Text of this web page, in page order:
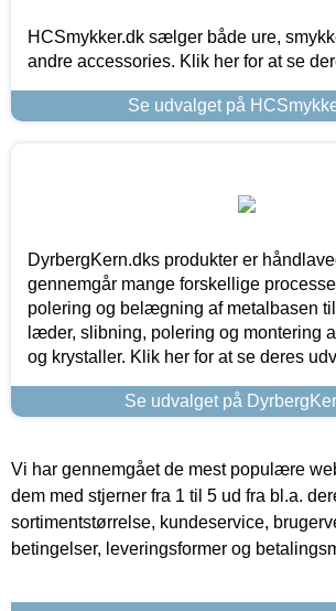
HCSmykker.dk sælger både ure,
andre accessories. Klik her for at se
Se udvalget på
DyrbergKern.dks produkter er
gennemgår mange forskellige
polering og belægning af metalbasen
læder, slibning, polering og montering
og krystaller. Klik her for at se deres
Se udvalget på
Vi har gennemgået de mest populære
dem med stjerner fra 1 til 5 ud fra bl.a.
sortimentstørrelse, kundeservice,
betingelser, leveringsformer og